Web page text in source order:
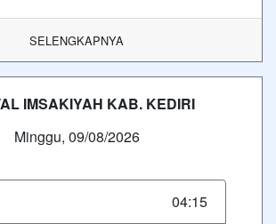
SELENGKAPNYA
IMSAKIYAH KAB. KEDIRI
Minggu, 09/08/2026
04:15